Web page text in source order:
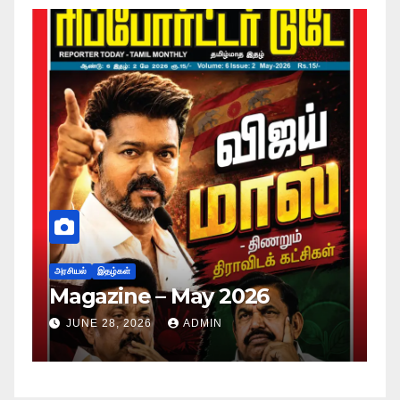
அரசியல் இதழ்கள்
Magazine – May 2026
JUNE 28, 2026 ADMIN